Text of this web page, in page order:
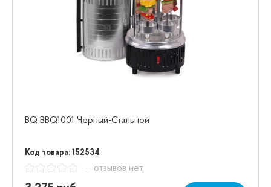
BQ BBQ1001 Черный-Стальной
Код товара: 152534
— отзывов нет